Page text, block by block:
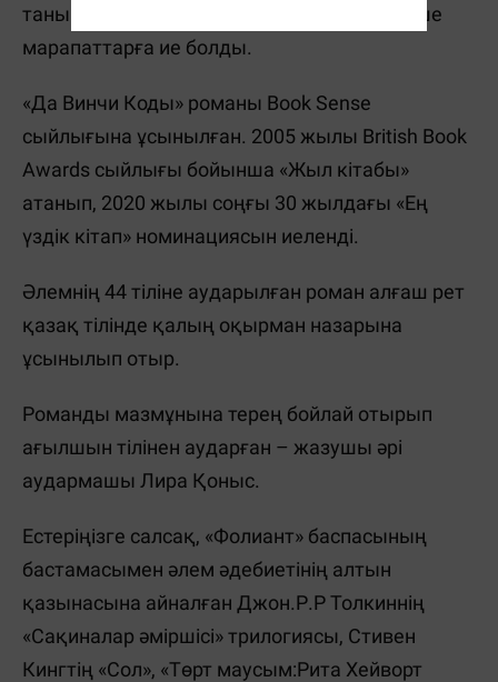
танымал туынды өз биігінен түспей, бірнеше
марапаттарға ие болды.
«Да Винчи Коды» романы Book Sense
сыйлығына ұсынылған. 2005 жылы British Book
Awards сыйлығы бойынша «Жыл кітабы»
атанып, 2020 жылы соңғы 30 жылдағы «Ең
үздік кітап» номинациясын иеленді.
Әлемнің 44 тіліне аударылған роман алғаш рет
қазақ тілінде қалың оқырман назарына
ұсынылып отыр.
Романды мазмұнына терең бойлай отырып
ағылшын тілінен аударған – жазушы әрі
аудармашы Лира Қоныс.
Естеріңізге салсақ, «Фолиант» баспасының
бастамасымен әлем әдебиетінің алтын
қазынасына айналған Джон.Р.Р Толкиннің
«Сақиналар әміршісі» трилогиясы, Стивен
Кингтің «Сол», «Төрт маусым:Рита Хейворт